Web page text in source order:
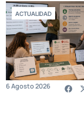
ACTUALIDAD
6 Agosto 2026